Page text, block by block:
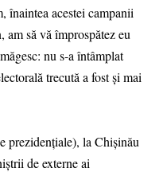
înaintea acestei campanii
am să vă împrospătez eu
nu s-a întâmplat
trecută a fost și mai
la Chișinău
de externe ai